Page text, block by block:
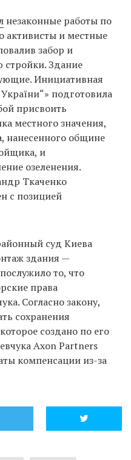
незаконные работы по
активисты и местные
забор и
стройки. Здание
Инициативная
подготовила
присвоить
местного значения,
нанесенного общине
и
озеленения.
Ткаченко
с позицией
суд Киева
здания —
то, что
права
Согласно закону,
сохранения
создано по его
Axon Partners
компенсации из-за